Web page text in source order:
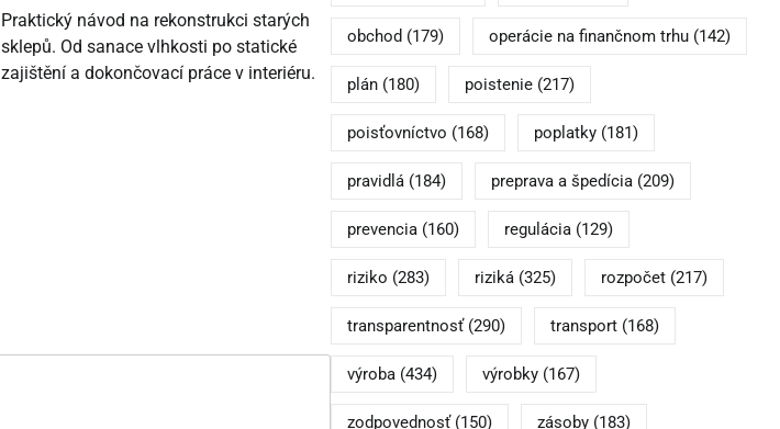
Praktický návod na rekonstrukci starých
sklepů. Od sanace vlhkosti po statické
zajištění a dokončovací práce v interiéru.
obchod (179) operácie na finančnom trhu(142)
plán(180) poistenie(217)
poisťovníctvo (168) poplatky(181)
pravidlá(184) preprava a špedícia(209)
prevencia(160) regulácia(129)
riziko (283) riziká(325) rozpočet(217)
transparentnosť(290) transport(168)
výroba(434) výrobky(167)
zodpovednosť(150) zásoby(183)